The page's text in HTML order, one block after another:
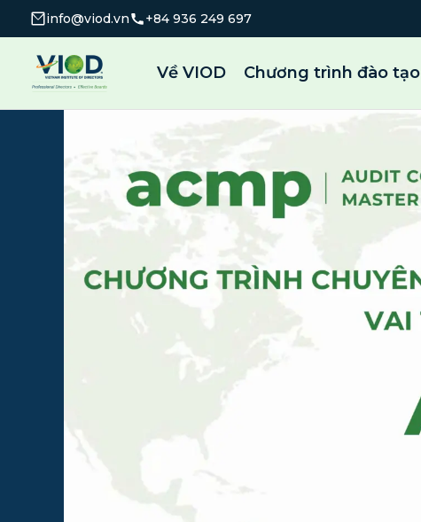
info@viod.vn +84 936 249 697
Về VIOD Chương trình đào tạo